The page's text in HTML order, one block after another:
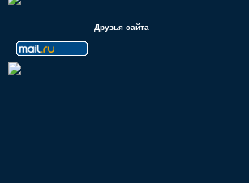
Друзья сайта